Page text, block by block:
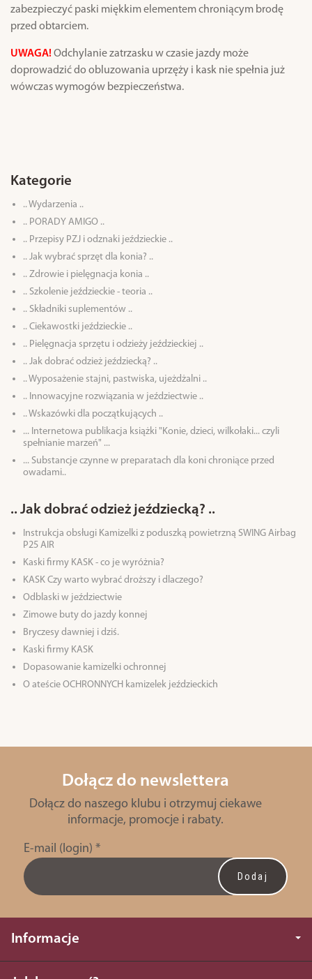
zabezpieczyć paski miękkim elementem chroniącym brodę
przed obtarciem.
UWAGA! Odchylanie zatrzasku w czasie jazdy może
doprowadzić do obluzowania uprzęży i kask nie spełnia już
wówczas wymogów bezpieczeństwa.
Kategorie
.. Wydarzenia ..
.. PORADY AMIGO ..
.. Przepisy PZJ i odznaki jeździeckie ..
.. Jak wybrać sprzęt dla konia? ..
.. Zdrowie i pielęgnacja konia ..
.. Szkolenie jeździeckie - teoria ..
.. Składniki suplementów ..
.. Ciekawostki jeździeckie ..
.. Pielęgnacja sprzętu i odzieży jeździeckiej ..
.. Jak dobrać odzież jeździecką? ..
.. Wyposażenie stajni, pastwiska, ujeżdżalni ..
.. Innowacyjne rozwiązania w jeździectwie ..
.. Wskazówki dla początkujących ..
... Internetowa publikacja książki "Konie, dzieci, wilkołaki... czyli
spełnianie marzeń" ...
... Substancje czynne w preparatach dla koni chroniące przed
owadami..
.. Jak dobrać odzież jeździecką? ..
Instrukcja obsługi Kamizelki z poduszką powietrzną SWING Airbag
P25 AIR
Kaski firmy KASK - co je wyróżnia?
KASK Czy warto wybrać droższy i dlaczego?
Odblaski w jeździectwie
Zimowe buty do jazdy konnej
Bryczesy dawniej i dziś.
Kaski firmy KASK
Dopasowanie kamizelki ochronnej
O ateście OCHRONNYCH kamizelek jeździeckich
Dołącz do newslettera
Dołącz do naszego klubu i otrzymuj ciekawe
informacje, promocje i rabaty.
E-mail (login) *
Informacje